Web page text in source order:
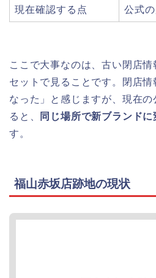
現在確認する点 公式
ここで大事なのは、古い閉店
セットで見ることです。閉店情
なった」と感じますが、現在
ると、
同じ場所で新ブランドに
す。
福山赤坂店跡地の現状